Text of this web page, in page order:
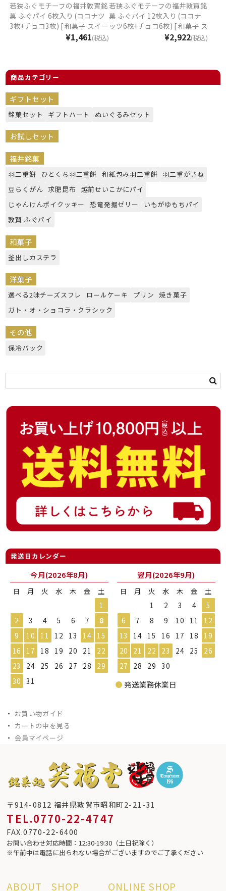
若狭ふぐモチーフの福井敦賀銘
菓 ふぐパイ 6枚入り (ココナツ
3枚+チョコ3枚) [ 和菓子 スイー
ツ お菓子 ギフト プレゼント 贈
¥1,461(税込)
若狭ふぐモチーフの福井敦賀銘
菓 ふぐパイ 12枚入り (ココナ
ッツ6枚+チョコ6枚) [ 和菓子 ス
イーツ お菓子 ギフト プレゼン
¥2,922(税込)
商品カテゴリー
ギフトセット
銘菓セット ギフトハート ぬいぐるみセット
お試しセット
福井銘菓
羽二重餅 ひとくち羽二重餅 和紙包み羽二重餅 羽二重がさね
豆らくがん 求肥昆布 越前せいこかにパイ
じゃんけんポイクッキー
恐竜発掘ゼリー
いもがゆもちパイ
敦賀 ふぐパイ
和菓子
釜出しカステラ
洋菓子
選べる2味チーズスフレ ロールケーキ プリン
焼き菓子
ガト・オ・ショコラ・クラシック
その他
保冷バック
発送日カレンダー
今月(2026年8月)
日 月 火 水 木 金
土
1
2
3 4 5 6 7
8
9
10 11 12 13 14 15
16
17 18 19 20 21
22
23
24 25 26 27 28
29
30
31
翌月(2026年9月)
日 月 火 水 木 金
土
1
2 3 4
5
6
7 8 9 10 11
12
13
14 15 16 17 18
19
20
21 22 23 24 25
26
27
28 29 30
● 発送業務休業日
・ お買い物ガイド
・ カートの中を見る
・ 会員マイページ
〒914-0812 福井県敦賀市昭和町2-21-31
TEL.0770-22-4747
FAX.0770-22-6400
お問い合わせ対応時間：12:30-19:30（土日祝除く）
※午前中は電話に出られない場合がございますのでご了承ください
ABOUT SHOP ONLINE SHOP